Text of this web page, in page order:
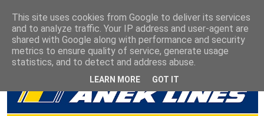
This site uses cookies from Google to deliver its services
and to analyze traffic. Your IP address and user-agent are
shared with Google along with performance and security
metrics to ensure quality of service, generate usage
statistics, and to detect and address abuse.
LEARN MORE GOT IT